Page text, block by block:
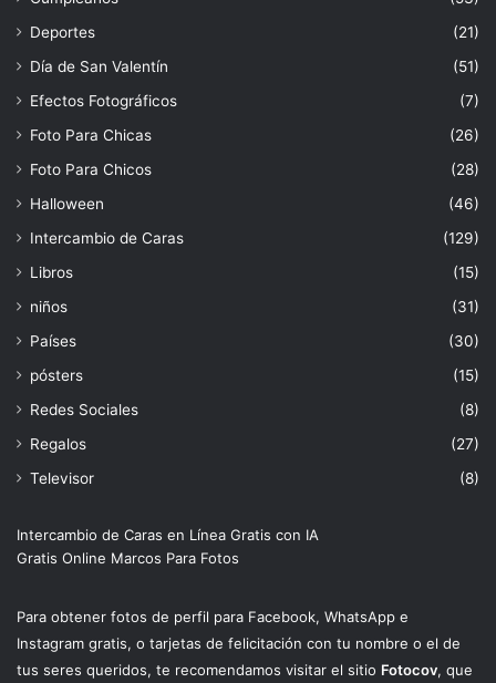
Deportes
(21)
Día de San Valentín
(51)
Efectos Fotográficos
(7)
Foto Para Chicas
(26)
Foto Para Chicos
(28)
Halloween
(46)
Intercambio de Caras
(129)
Libros
(15)
niños
(31)
Países
(30)
pósters
(15)
Redes Sociales
(8)
Regalos
(27)
Televisor
(8)
Intercambio de Caras en Línea Gratis con IA
Gratis Online Marcos Para Fotos
Para obtener fotos de perfil para Facebook, WhatsApp e
Instagram gratis, o tarjetas de felicitación con tu nombre o el de
tus seres queridos, te recomendamos visitar el sitio Fotocov, que